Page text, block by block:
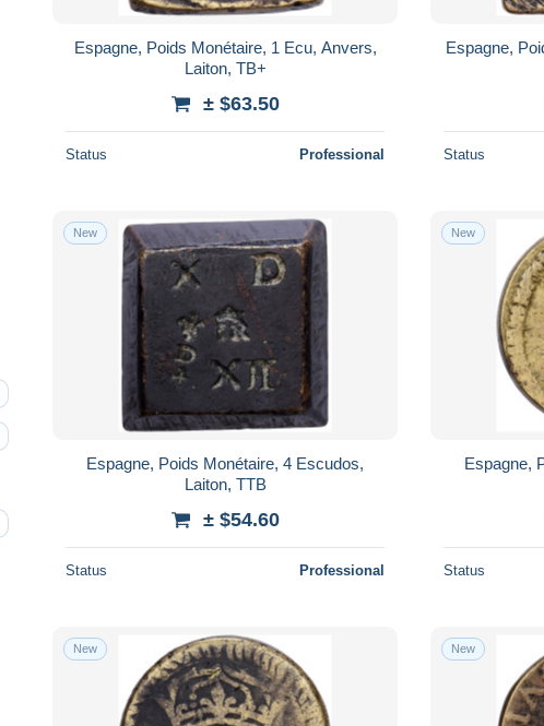
Espagne, Poids Monétaire, 1 Ecu, Anvers,
Laiton, TB+
± $63.50
Status Professional
Espagne,
Status
New
Espagne, Poids Monétaire, 4 Escudos,
Laiton, TTB
± $54.60
Status Professional
New
Espagne,
Status
New New